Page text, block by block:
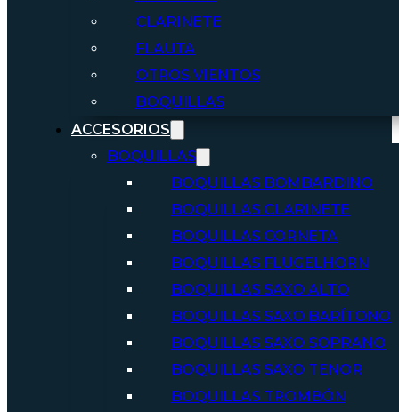
CLARINETE
FLAUTA
OTROS VIENTOS
BOQUILLAS
ACCESORIOS
BOQUILLAS
BOQUILLAS BOMBARDINO
BOQUILLAS CLARINETE
BOQUILLAS CORNETA
BOQUILLAS FLUGELHORN
BOQUILLAS SAXO ALTO
BOQUILLAS SAXO BARÍTONO
BOQUILLAS SAXO SOPRANO
BOQUILLAS SAXO TENOR
BOQUILLAS TROMBÓN